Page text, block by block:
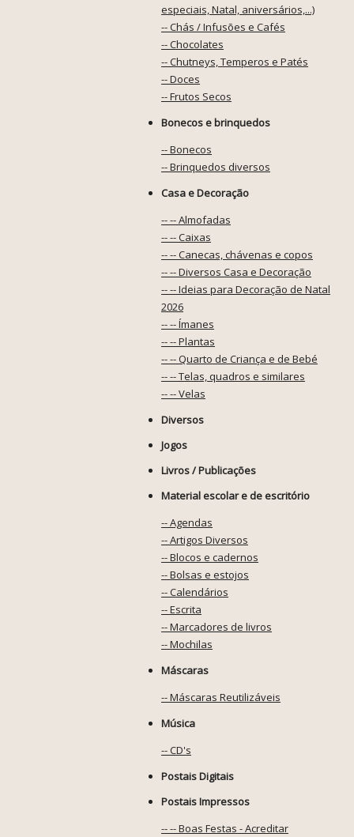
especiais, Natal, aniversários,...)
-- Chás / Infusões e Cafés
-- Chocolates
-- Chutneys, Temperos e Patés
-- Doces
-- Frutos Secos
Bonecos e brinquedos
-- Bonecos
-- Brinquedos diversos
Casa e Decoração
-- -- Almofadas
-- -- Caixas
-- -- Canecas, chávenas e copos
-- -- Diversos Casa e Decoração
-- -- Ideias para Decoração de Natal
2026
-- -- Ímanes
-- -- Plantas
-- -- Quarto de Criança e de Bebé
-- -- Telas, quadros e similares
-- -- Velas
Diversos
Jogos
Livros / Publicações
Material escolar e de escritório
-- Agendas
-- Artigos Diversos
-- Blocos e cadernos
-- Bolsas e estojos
-- Calendários
-- Escrita
-- Marcadores de livros
-- Mochilas
Máscaras
-- Máscaras Reutilizáveis
Música
-- CD's
Postais Digitais
Postais Impressos
-- -- Boas Festas - Acreditar